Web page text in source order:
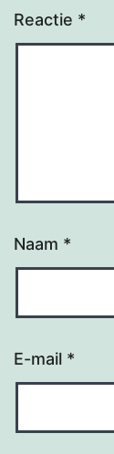
Reactie *
Naam *
E-mail *